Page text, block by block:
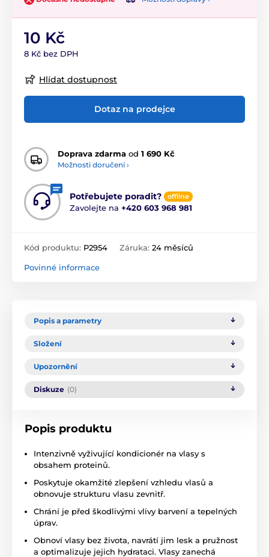
10 Kč
8 Kč bez DPH
Hlídat dostupnost
Dotaz na prodejce
Doprava zdarma od 1 690 Kč
Možnosti doručení ›
Potřebujete poradit? offline
Zavolejte na +420 603 968 981
Kód produktu: P2954 Záruka: 24 měsíců
Povinné informace
Popis a parametry
Složení
Upozornění
Diskuze (0)
Popis produktu
Intenzivně vyživující kondicionér na vlasy s
obsahem proteinů.
Poskytuje okamžité zlepšení vzhledu vlasů a
obnovuje strukturu vlasu zevnitř.
Chrání je před škodlivými vlivy barvení a tepelných
úprav.
Obnoví vlasy bez života, navrátí jim lesk a pružnost
a optimalizuje jejich hydrataci. Vlasy zanechá